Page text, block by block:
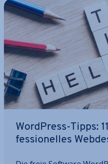
WordPress-Tipps:
fes­sio­nel­les